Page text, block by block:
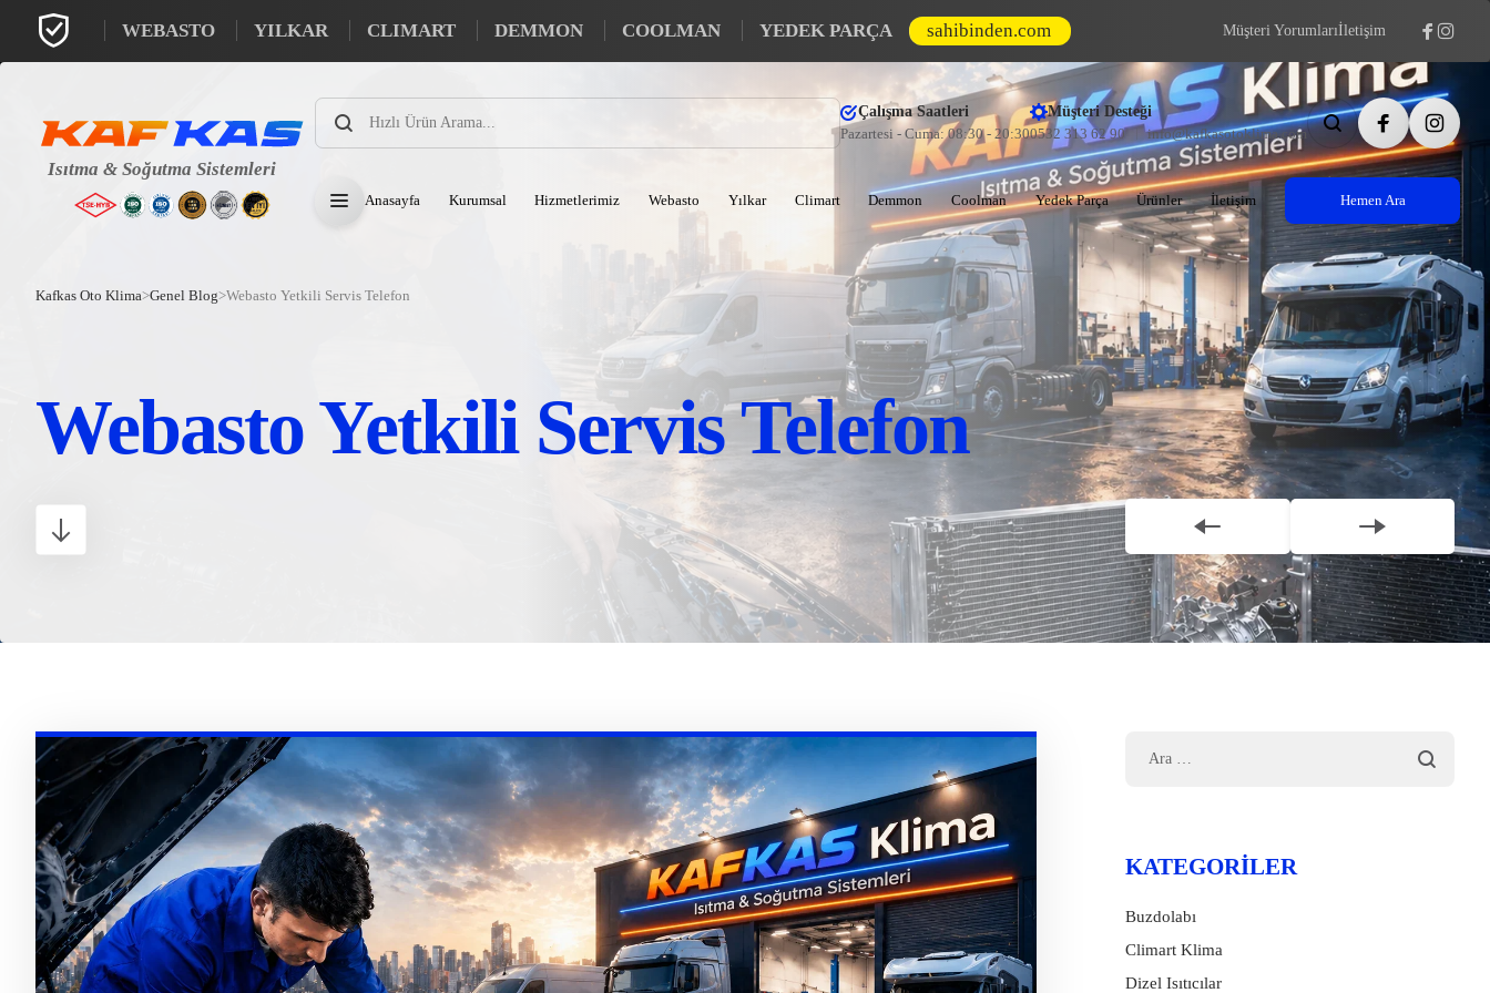
WEBASTO YILKAR CLIMART DEMMON COOLMAN YEDEK PARÇA sahibinden.com Müşteri Yorumlarıİletişim
Products
search
Çalışma Saatleri
Pazartesi - Cuma: 08:30 - 20:30
Müşteri Desteği
0532 313 62 90
info@kafkasotoklima.com
Anasayfa Kurumsal Hizmetlerimiz Webasto Yılkar Climart Demmon Coolman Yedek Parça Ürünler İletişim Hemen Ara
Kafkas Oto Klima>Genel Blog>Webasto Yetkili Servis Telefon
Webasto Yetkili Servis Telefon
KATEGORILER
Buzdolabı
Climart Klima
Dizel Isıtıcılar